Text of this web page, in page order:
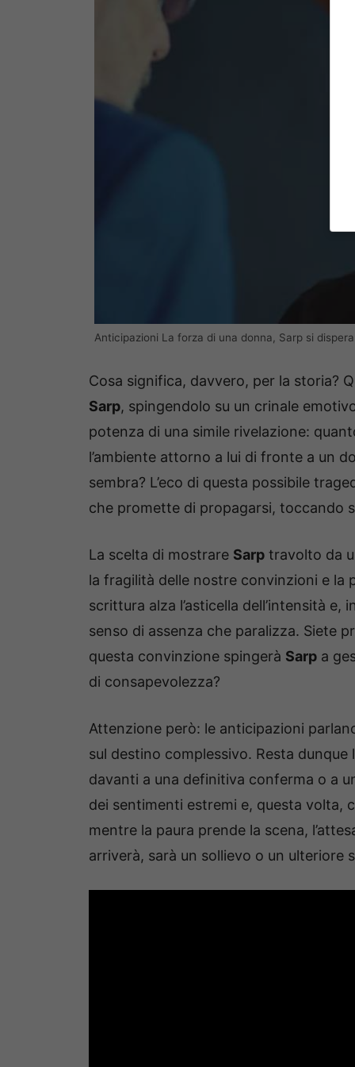
Anticipazioni La forza di una donna, Sarp si
Cosa significa, davvero, per la storia?
Sarp, spingendolo su un crinale
potenza di una simile rivelazione:
l’ambiente attorno a lui di fronte a un
sembra? L’eco di questa possibile
che promette di propagarsi, toccando
La scelta di mostrare Sarp travolto da
la fragilità delle nostre convinzioni e la
scrittura alza l’asticella dell’intensità
senso di assenza che paralizza. Siete
questa convinzione spingerà Sarp a
di consapevolezza?
Attenzione però: le anticipazioni
sul destino complessivo. Resta
davanti a una definitiva conferma o a
dei sentimenti estremi e, questa volta,
mentre la paura prende la scena,
arriverà, sarà un sollievo o un ulteriore